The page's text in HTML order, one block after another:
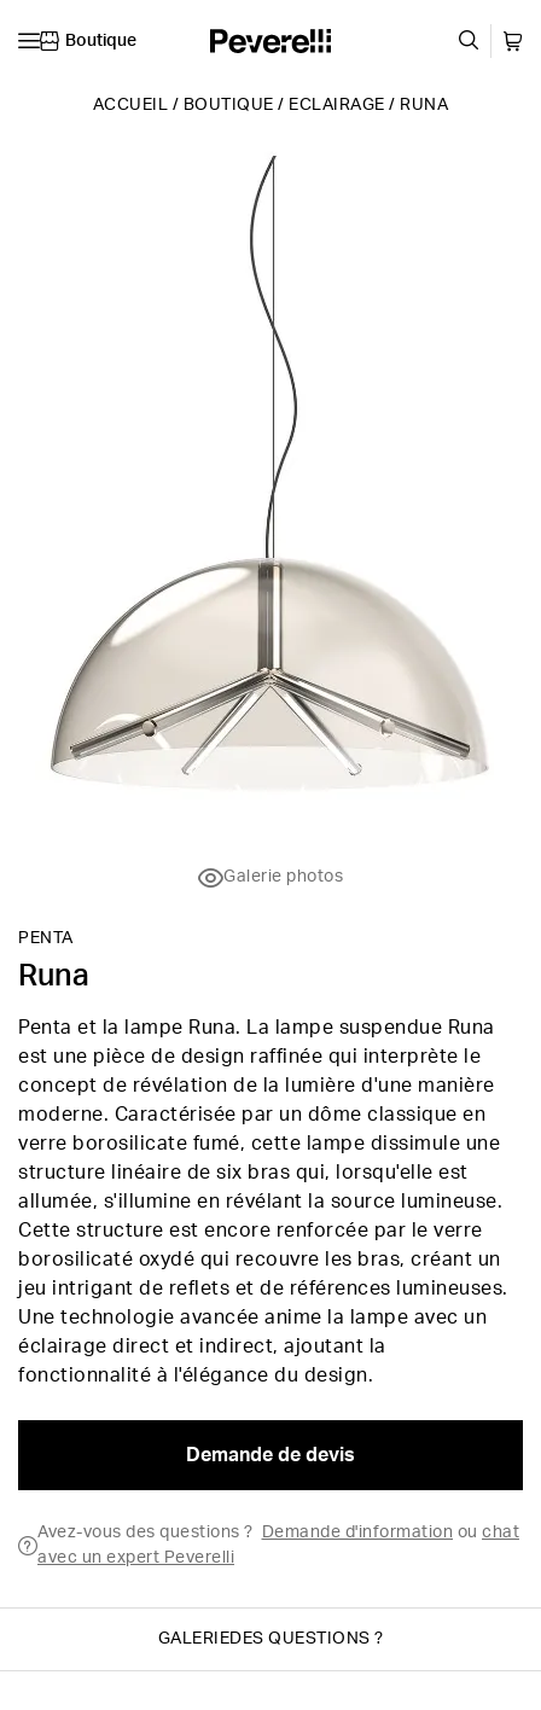
Boutique
ACCUEIL / BOUTIQUE / ECLAIRAGE / RUNA
Galerie photos
PENTA
Runa
Penta et la lampe Runa. La lampe suspendue Runa
est une pièce de design raffinée qui interprète le
concept de révélation de la lumière d'une manière
moderne. Caractérisée par un dôme classique en
verre borosilicate fumé, cette lampe dissimule une
structure linéaire de six bras qui, lorsqu'elle est
allumée, s'illumine en révélant la source lumineuse.
Cette structure est encore renforcée par le verre
borosilicaté oxydé qui recouvre les bras, créant un
jeu intrigant de reflets et de références lumineuses.
Une technologie avancée anime la lampe avec un
éclairage direct et indirect, ajoutant la
fonctionnalité à l'élégance du design.
Demande de devis
Avez-vous des questions ? Demande d'information ou chat
avec un expert Peverelli
GALERIEDES QUESTIONS ?